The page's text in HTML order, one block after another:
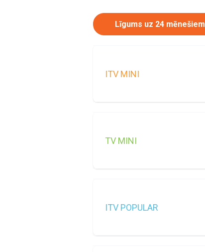
Līgums uz 24 mēnešiem
ITV MINI
TV MINI
ITV POPULAR